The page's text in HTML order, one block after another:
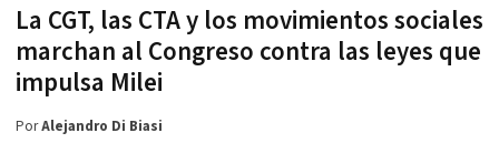
La CGT, las CTA y los movimientos sociales
marchan al Congreso contra las leyes que
impulsa Milei
PorAlejandro Di Biasi